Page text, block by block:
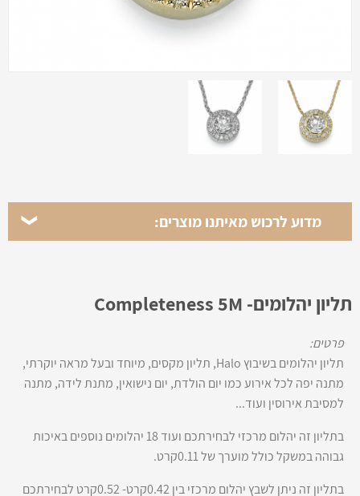
מדוע לרכוש מאיתנו מוצרים:
תליון יהלומים- Completeness 5M
פרטים:
תליון יהלומים בשיבוץ Halo, תליון מקסים, מיוחד ובעל מראה יוקרתי,
מתנה יפה לכל אירוע כמו יום הולדת, יום נישואין, מתנת לידה, מתנה
למסיבת אירוסין ועוד...
בתליון זה יהלום מרכזי לבחירתכם ועוד 18 יהלומים נוספים באיכות
גבוהה במשקל כולל מוערך של 0.11קרט.
בתליון זה ניתן לשבץ יהלום מרכזי בין 0.42קרט- 0.52קרט לבחירתכם